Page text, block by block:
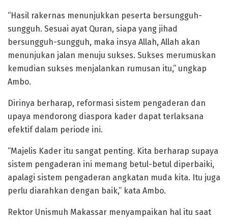
“Hasil rakernas menunjukkan peserta bersungguh-
sungguh. Sesuai ayat Quran, siapa yang jihad
bersungguh-sungguh, maka insya Allah, Allah akan
menunjukan jalan menuju sukses. Sukses merumuskan
kemudian sukses menjalankan rumusan itu,” ungkap
Ambo.
Dirinya berharap, reformasi sistem pengaderan dan
upaya mendorong diaspora kader dapat terlaksana
efektif dalam periode ini.
“Majelis Kader itu sangat penting. Kita berharap supaya
sistem pengaderan ini memang betul-betul diperbaiki,
apalagi sistem pengaderan angkatan muda kita. Itu juga
perlu diarahkan dengan baik,” kata Ambo.
Rektor Unismuh Makassar menyampaikan hal itu saat